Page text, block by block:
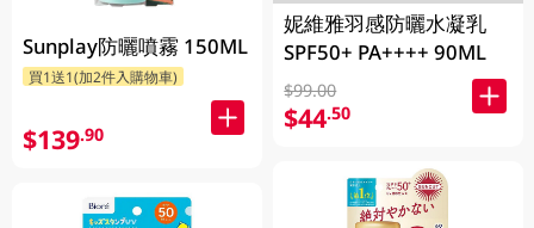
Sunplay防曬噴霧 150ML
買1送1(加2件入購物車)
$139.90
妮維雅羽感防曬水凝乳
SPF50+ PA++++ 90ML
$99.00
$44.50